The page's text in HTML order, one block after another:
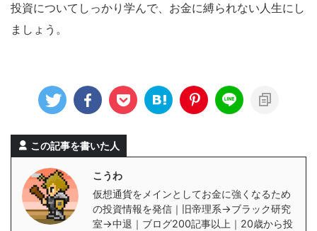
投資についてしっかり学んで、お金に縛られない人生にし
ましょう。
この記事を書いた人
こうわ
仮想通貨をメインとしてお金に強くなるため
の投資情報を発信｜旧帝理系→ブラック研究
室→中退｜ブログ200記事以上｜20歳から投